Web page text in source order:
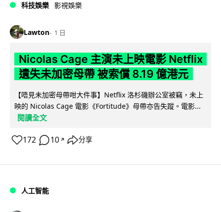
科技娛樂 影視娛樂
Lawton 1 日
Nicolas Cage 主演未上映電影 Netflix
遺失未加密母帶 被索償 8.19 億港元
【唔見未加密母帶咁大件事】Netflix 洛杉磯辦公室被竊，未上
映的 Nicolas Cage 電影《Fortitude》母帶亦告失蹤。電影...
閱讀全文
172 10 ↗ 分享
人工智能